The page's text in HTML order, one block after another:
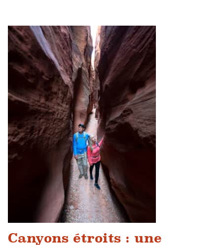
Canyons étroits : une